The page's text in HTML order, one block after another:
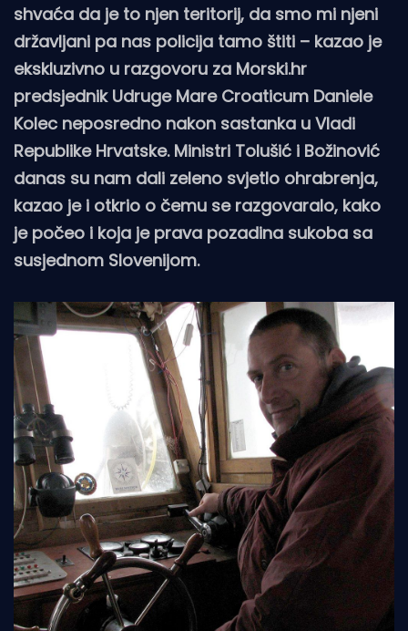
shvaća da je to njen teritorij, da smo mi njeni
državljani pa nas policija tamo štiti – kazao je
ekskluzivno u razgovoru za Morski.hr
predsjednik Udruge Mare Croaticum Daniele
Kolec neposredno nakon sastanka u Vladi
Republike Hrvatske. Ministri Tolušić i Božinović
danas su nam dali zeleno svjetlo ohrabrenja,
kazao je i otkrio o čemu se razgovaralo, kako
je počeo i koja je prava pozadina sukoba sa
susjednom Slovenijom.